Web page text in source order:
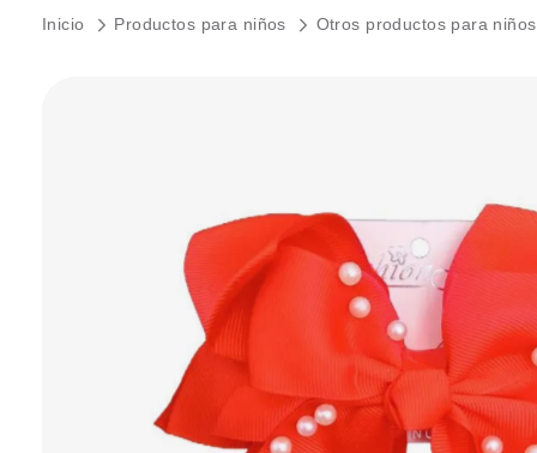
Inicio Productos para niños Otros productos para niños